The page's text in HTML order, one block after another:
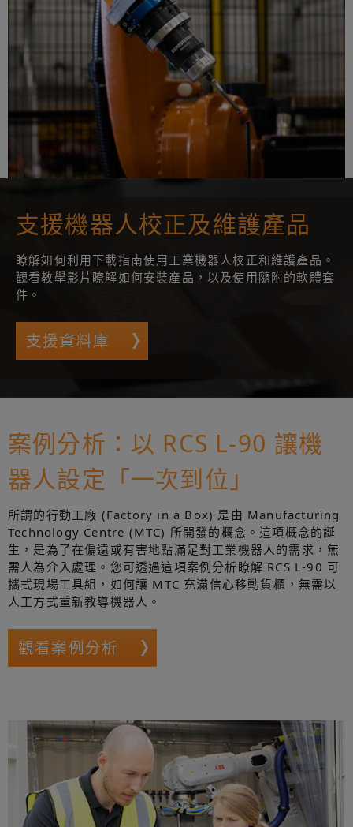
支援機器人校正及維護產品
瞭解如何利用下載指南使用工業機器人校正和維護產品。
觀看教學影片瞭解如何安裝產品，以及使用隨附的軟體套
件。
支援資料庫
案例分析：以 RCS L-90 讓機
器人設定「一次到位」
所謂的行動工廠 (Factory in a Box) 是由 Manufacturing
Technology Centre (MTC) 所開發的概念。這項概念的誕
生，是為了在偏遠或有害地點滿足對工業機器人的需求，無
需人為介入處理。您可透過這項案例分析瞭解 RCS L-90 可
攜式現場工具組，如何讓 MTC 充滿信心移動貨櫃，無需以
人工方式重新教導機器人。
觀看案例分析